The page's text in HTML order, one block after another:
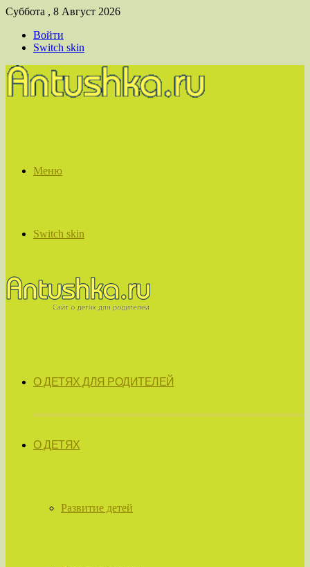
Суббота , 8 Август 2026
Войти
Switch skin
Меню
Switch skin
О ДЕТЯХ ДЛЯ РОДИТЕЛЕЙ
О ДЕТЯХ
Развитие детей